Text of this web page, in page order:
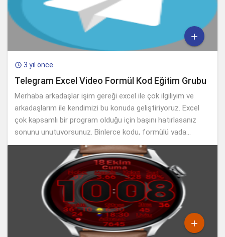

 3 yıl önce
Telegram Excel Video Formül Kod Eğitim Grubu
Merhaba arkadaşlar işim gereği excel ile çok ilgiliyim ve
arkadaşlarım ile kendimizi bu konuda geliştiriyoruz. Excel
çok kapsamlı bir program olduğu için başını hatırlasanız
sonunu unutuyorsunuz. Binlerce kodu, formülü yada...
